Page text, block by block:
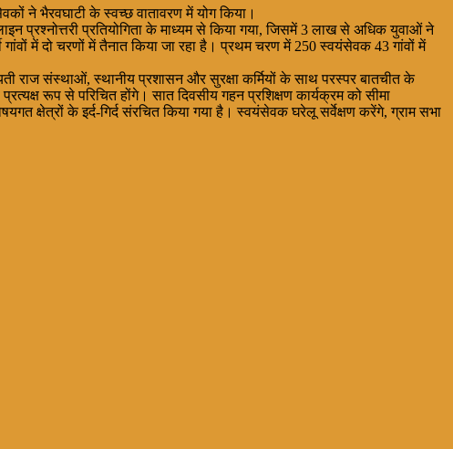
ने भैरवघाटी के स्वच्छ वातावरण में योग किया।
प्रश्नोत्तरी प्रतियोगिता के माध्यम से किया गया, जिसमें 3 लाख से अधिक युवाओं ने
में दो चरणों में तैनात किया जा रहा है। प्रथम चरण में 250 स्वयंसेवक 43 गांवों में
राज संस्थाओं, स्थानीय प्रशासन और सुरक्षा कर्मियों के साथ परस्पर बातचीत के
रूप से परिचित होंगे। सात दिवसीय गहन प्रशिक्षण कार्यक्रम को सीमा
क्षेत्रों के इर्द-गिर्द संरचित किया गया है। स्वयंसेवक घरेलू सर्वेक्षण करेंगे, ग्राम सभा